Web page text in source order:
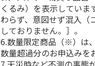
くるみ）を表示してい
わらず、意図せず混入（
しておりません。］。
6.数量限定商品（※）は
数量超過分のお申込みを